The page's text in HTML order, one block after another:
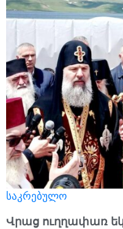
საკრებულო
Վրաց ուղղափառ